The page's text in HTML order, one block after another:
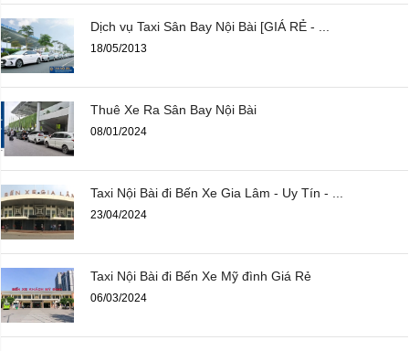
Dịch vụ Taxi Sân Bay Nội Bài [GIÁ RẺ - ...
18/05/2013
Thuê Xe Ra Sân Bay Nội Bài
08/01/2024
Taxi Nội Bài đi Bến Xe Gia Lâm - Uy Tín - ...
23/04/2024
Taxi Nội Bài đi Bến Xe Mỹ đình Giá Rẻ
06/03/2024